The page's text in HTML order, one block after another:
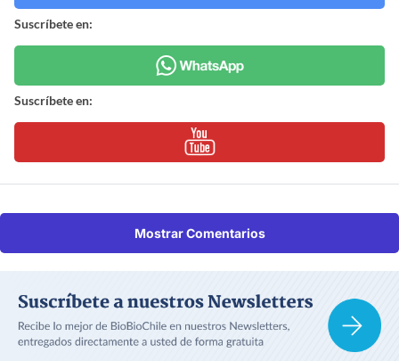
Suscríbete en:
Suscríbete en:
Mostrar Comentarios